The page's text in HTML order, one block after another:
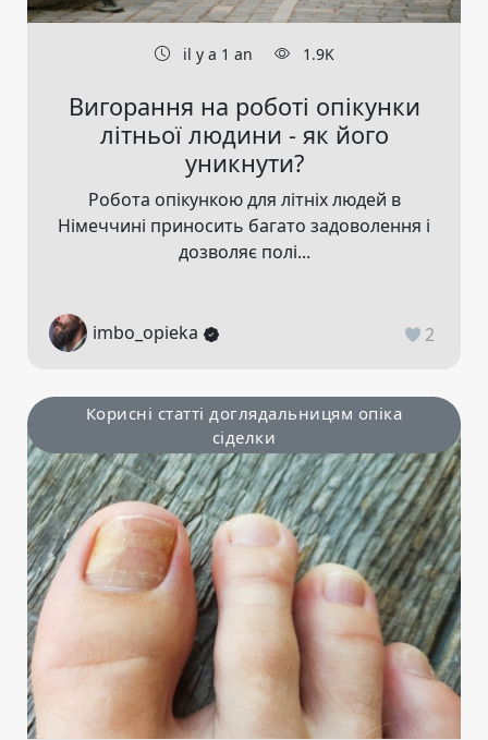
il y a 1 an 1.9K
Вигорання на роботі опікунки
літньої людини - як його
уникнути?
Робота опікункою для літніх людей в
Німеччині приносить багато задоволення і
дозволяє полі...
imbo_opieka 2
Корисні статті доглядальницям опіка
сіделки